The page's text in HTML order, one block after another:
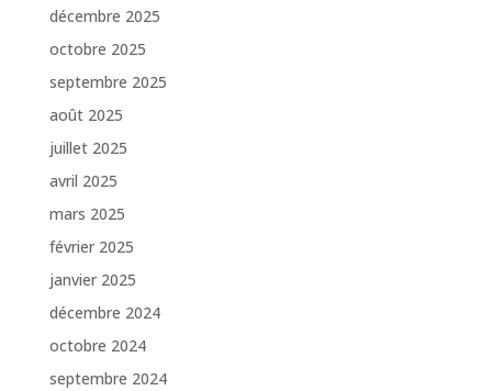
décembre 2025
octobre 2025
septembre 2025
août 2025
juillet 2025
avril 2025
mars 2025
février 2025
janvier 2025
décembre 2024
octobre 2024
septembre 2024